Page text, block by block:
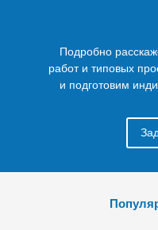
Подробно
работ и типовых
и подготовим